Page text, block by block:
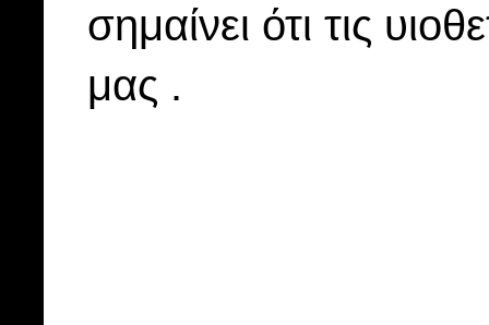
σημαίνει ότι τις
μας .